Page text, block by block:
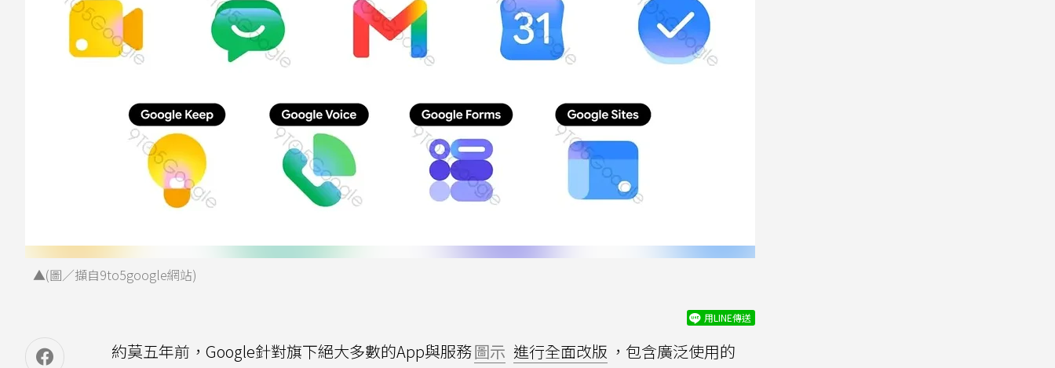
▲(圖／擷自9to5google網站)
用LINE傳送
約莫五年前，Google針對旗下絕大多數的App與服務圖示 進行全面改版 ，包含廣泛使用的